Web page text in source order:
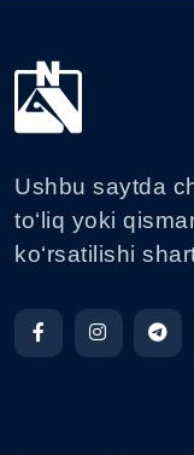
Ushbu saytda
to‘liq yoki
ko‘rsatilishi